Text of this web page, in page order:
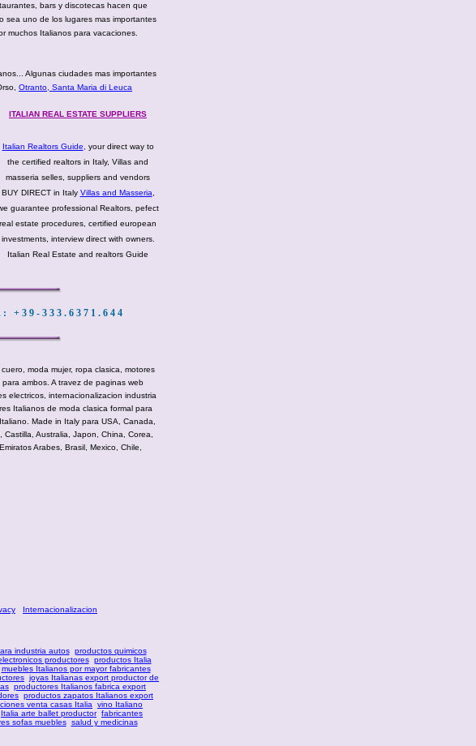
bars y discotecas hacen que
sea uno de los lugares mas importantes
muchos Italianos para vacaciones.
Algunas ciudades mas importantes
Otranto, Santa Maria di Leuca
ITALIAN REAL ESTATE SUPPLIERS
Italian Realtors Guide
your direct way to
the certified realtors in Italy, Villas and
masseria selles, suppliers and vendors
BUY DIRECT in Italy Villas and Masseria
guarantee professional Realtors, pefect
real estate procedures, certified european
investments, interview direct with owners.
Italian Real Estate and realtors Guide
+39-333.6371.644
moda mujer, ropa clasica, motores
ambos. A travez de paginas web
electricos, internacionalizacion industria
Italianos de moda clasica formal para
Made in Italy para USA, Canada,
Australia, Japon, China, Corea,
Arabes, Brasil, Mexico, Chile,
Internacionalizacion
industria autos productos quimicos
productores productos Italia
muebles Italianos por mayor fabricantes
joyas Italianas export productor de
productores Italianos fabrica export
productos zapatos Italianos export
venta casas Italia
vino Italiano
Italia arte ballet productor fabricantes
sofas muebles salud y medicinas